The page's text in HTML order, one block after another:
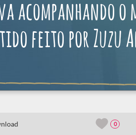
acompanhando o
feito por Zuzu
0